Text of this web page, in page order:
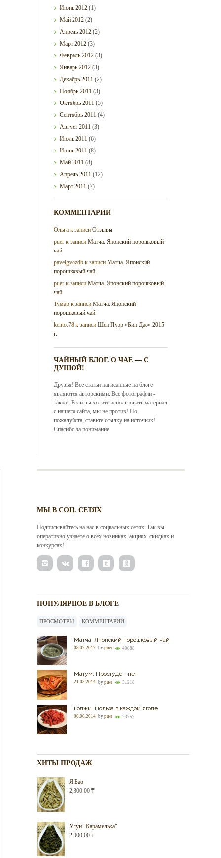
Июнь2012 (1)
Май2012 (2)
Апрель2012 (2)
Март2012 (3)
Февраль2012 (3)
Январь2012 (3)
Декабрь2011 (2)
Ноябрь2011 (3)
Октябрь2011 (5)
Сентябрь2011 (4)
Август2011 (3)
Июль2011 (6)
Июнь2011 (8)
Май2011 (8)
Апрель2011 (12)
Март2011 (7)
КОММЕНТАРИИ
Ольга к записиОтзывы
puer к записиМатча. Японский порошковый
чай
pavelgvozdb к записиМатча. Японский
порошковый чай
puer к записиМатча. Японский порошковый
чай
Тумар к записиМатча. Японский
порошковый чай
kento.78 к записиШен Пуэр «Бин Дао» 2015
г.
ЧАЙНЫЙ БЛОГ. О ЧАЕ — С
ДУШОЙ!
Друзья! Все статьи написанные на блоге
являются авторскими. Все фотографии -
также. Если вы хотите использовать материал
с нашего сайта, мы не против! Но,
пожалуйста, ставьте ссылку на источник!
Спасибо за понимание.
МЫ В СОЦ. СЕТЯХ
Подписывайтесь на нас в социальных сетях. Так вы
оперативно узнаете о всех новинках, акциях, скидках и
конкурсах!
ПОПУЛЯРНОЕ В БЛОГЕ
ПРОСМОТРЫ КОММЕНТАРИИ
Матча. Японский порошковый чай
08.07.2017 by puer 40688
Матум. Простуде - нет!
21.03.2014 by puer 31218
Годжи. Польза в каждой ягоде
06.06.2014 by puer 23752
ХИТЫ ПРОДАЖ
Я Бао
2,300.00 ₸
Улун "Карамелька"
2,000.00 ₸